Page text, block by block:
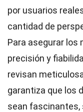
por usuarios
cantidad de
Para asegurar los
precisión y
revisan
garantiza que los
sean fascinantes,